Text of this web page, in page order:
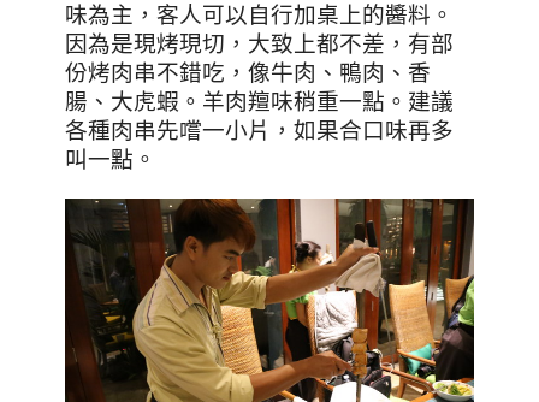
味為主，客人可以自行加桌上的醬料。
因為是現烤現切，大致上都不差，有部
份烤肉串不錯吃，像牛肉、鴨肉、香
腸、大虎蝦。羊肉羶味稍重一點。建議
各種肉串先嚐一小片，如果合口味再多
叫一點。